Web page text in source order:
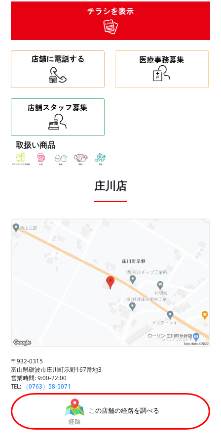
取扱い商品
庄川店
〒932-0315
富山県砺波市庄川町示野167番地3
営業時間: 9:00-22:00
TEL:
（0763）58-5071
この店舗の経路を調べる